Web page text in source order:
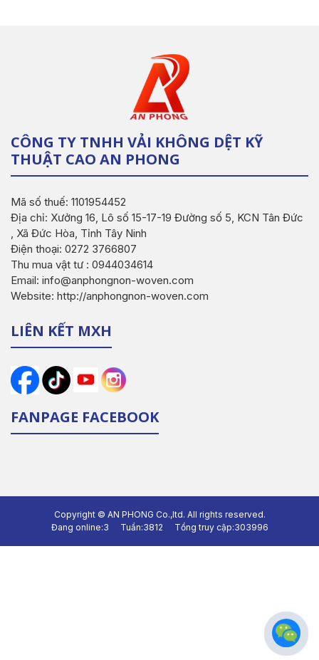
CÔNG TY TNHH VẢI KHÔNG DỆT KỸ
THUẬT CAO AN PHONG
Mã số thuế: 1101954452
Địa chỉ: Xưởng 16, Lô số 15-17-19 Đường số 5, KCN Tân Đức
, Xã Đức Hòa, Tỉnh Tây Ninh
Điện thoại: 0272 3766807
Thu mua vật tư : 0944034614
Email: info@anphongnon-woven.com
Website: http://anphongnon-woven.com
LIÊN KẾT MXH
FANPAGE FACEBOOK
Copyright © AN PHONG Co.,ltd. All rights reserved.
Đang online:3 Tuần:3812 Tổng truy cập:303996